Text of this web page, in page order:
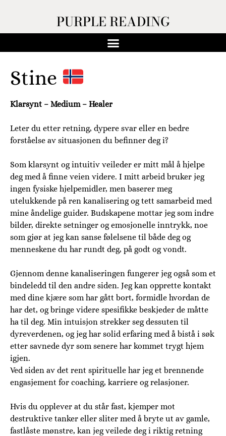
PURPLE READING
Stine
Klarsynt – Medium – Healer
Leter du etter retning, dypere svar eller en bedre
forståelse av situasjonen du befinner deg i?
Som klarsynt og intuitiv veileder er mitt mål å hjelpe
deg med å finne veien videre. I mitt arbeid bruker jeg
ingen fysiske hjelpemidler, men baserer meg
utelukkende på ren kanalisering og tett samarbeid med
mine åndelige guider. Budskapene mottar jeg som indre
bilder, direkte setninger og emosjonelle inntrykk, noe
som gjør at jeg kan sanse følelsene til både deg og
menneskene du har rundt deg, på godt og vondt.
Gjennom denne kanaliseringen fungerer jeg også som et
bindeledd til den andre siden. Jeg kan opprette kontakt
med dine kjære som har gått bort, formidle hvordan de
har det, og bringe videre spesifikke beskjeder de måtte
ha til deg. Min intuisjon strekker seg dessuten til
dyreverdenen, og jeg har solid erfaring med å bistå i søk
etter savnede dyr som senere har kommet trygt hjem
igjen.
Ved siden av det rent spirituelle har jeg et brennende
engasjement for coaching, karriere og relasjoner.
Hvis du opplever at du står fast, kjemper mot
destruktive tanker eller sliter med å bryte ut av gamle,
fastlåste mønstre, kan jeg veilede deg i riktig retning